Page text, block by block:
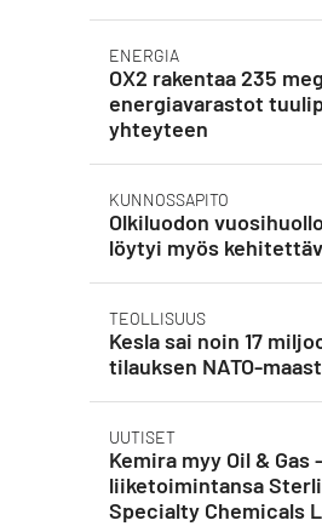
ENERGIA
OX2 rakentaa 235
energiavarastot
yhteyteen
KUNNOSSAPITO
Olkiluodon
löytyi myös
TEOLLISUUS
Kesla sai noin 17
tilauksen NATO-
UUTISET
Kemira myy Oil & Gas -
liiketoimintansa
Specialty Chemicals